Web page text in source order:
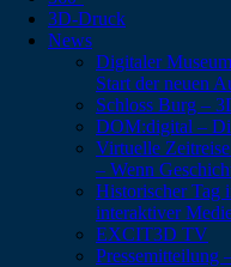
3D-Druck
News
Digitaler
Start der neuen
Schloss Burg –
DOM:digital –
Virtuelle
– Wenn
Historischer Tag
interaktiver
EXCIT3D TV
Pressemitteilung